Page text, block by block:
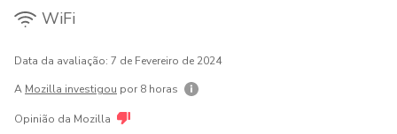
WiFi
Data da avaliação: 7 de Fevereiro de 2024
A Mozilla investigou por 8 horas
Opinião da Mozilla